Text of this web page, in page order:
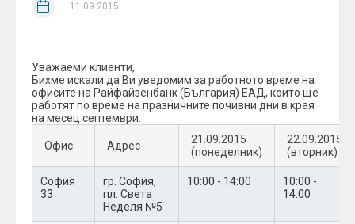
11.09.2015
Уважаеми клиенти,
Бихме искали да Ви уведомим за работното време на
офисите на Райфайзенбанк (България) ЕАД, които ще
работят по време на празничните почивни дни в края
на месец септември:
Офис Адрес
21.09.2015
(понеделник)
22.09.2015
(вторник)
София
33
гр. София,
пл. Света
Неделя №5
10:00 - 14:00
10:00 -
14:00